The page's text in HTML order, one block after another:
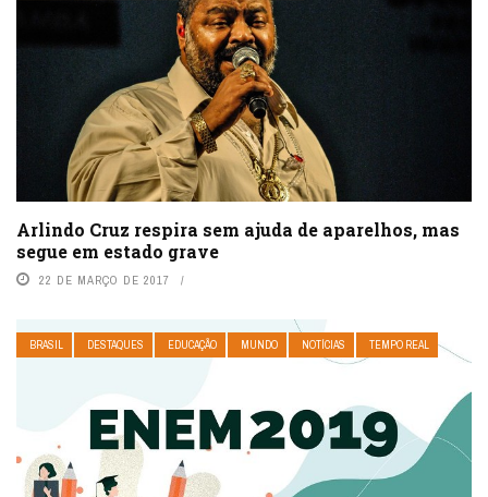
Arlindo Cruz respira sem ajuda de aparelhos, mas
segue em estado grave
22 DE MARÇO DE 2017
BRASIL DESTAQUES EDUCAÇÃO MUNDO NOTÍCIAS TEMPO REAL